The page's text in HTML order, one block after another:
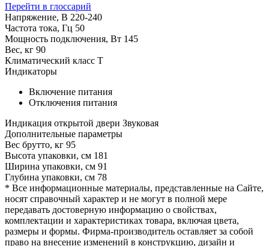
Перейти в глоссарий
Напряжение, В 220-240
Частота тока, Гц 50
Мощность подключения, Вт 145
Вес, кг 90
Климатический класс T
Индикаторы
Включение питания
Отключения питания
Индикация открытой двери Звуковая
Дополнительные параметры
Вес брутто, кг 95
Высота упаковки, см 181
Ширина упаковки, см 91
Глубина упаковки, см 78
* Все информационные материалы, представленные на Сайте,
носят справочный характер и не могут в полной мере
передавать достоверную информацию о свойствах,
комплектации и характеристиках товара, включая цвета,
размеры и формы. Фирма-производитель оставляет за собой
право на внесение изменений в конструкцию, дизайн и